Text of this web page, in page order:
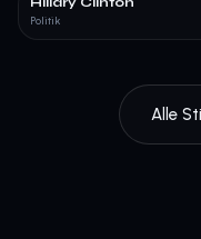
Politik
Alle